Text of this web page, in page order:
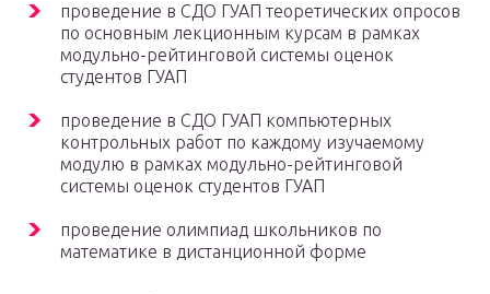
проведение в СДО ГУАП теоретических опросов
по основным лекционным курсам в рамках
модульно-рейтинговой системы оценок
студентов ГУАП
проведение в СДО ГУАП компьютерных
контрольных работ по каждому изучаемому
модулю в рамках модульно-рейтинговой
системы оценок студентов ГУАП
проведение олимпиад школьников по
математике в дистанционной форме